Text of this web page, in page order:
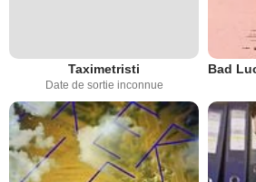
Taximetristi
Date de sortie inconnue